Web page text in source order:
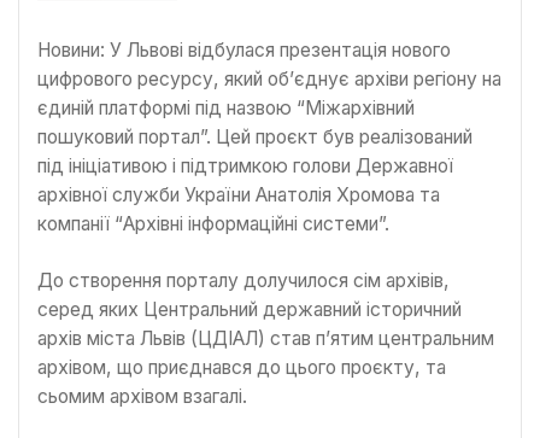
Новини: У Львові відбулася презентація нового
цифрового ресурсу, який об’єднує архіви регіону на
єдиній платформі під назвою “Міжархівний
пошуковий портал”. Цей проєкт був реалізований
під ініціативою і підтримкою голови Державної
архівної служби України Анатолія Хромова та
компанії “Архівні інформаційні системи”.
До створення порталу долучилося сім архівів,
серед яких Центральний державний історичний
архів міста Львів (ЦДІАЛ) став п’ятим центральним
архівом, що приєднався до цього проєкту, та
сьомим архівом взагалі.